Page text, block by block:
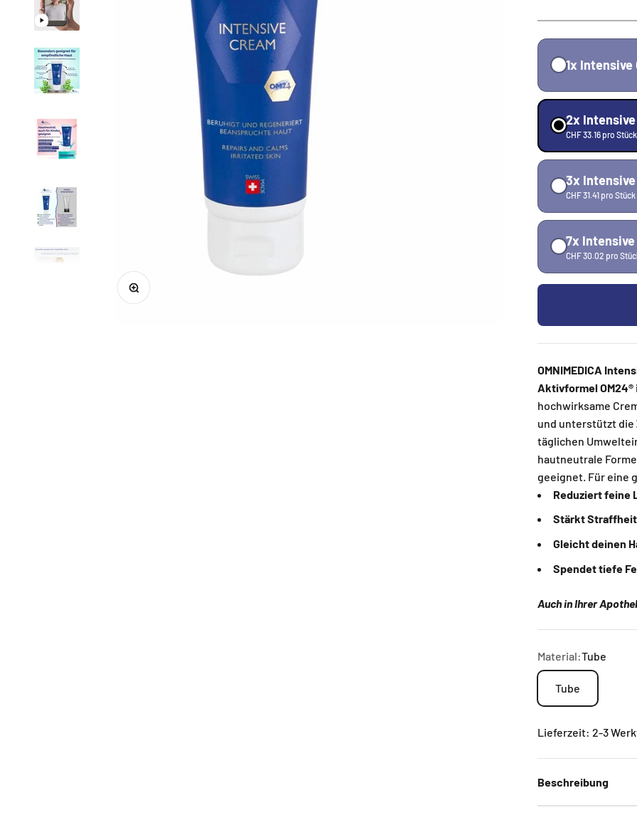
Bild vergrößern
1x Intensive
2x
CHF 33.16 pro Stück
3x
CHF 31.41 pro Stück
7x
CHF 30.02 pro
OMNIMEDICA
Aktivformel OM24®
hochwirksame
und unterstützt die
täglichen
hautneutrale
geeignet. Für eine
Reduziert feine
Stärkt
Gleicht deinen
Spendet tiefe
Auch in Ihrer
Material:Tube
Tube
Lieferzeit: 2-3
Beschreibung